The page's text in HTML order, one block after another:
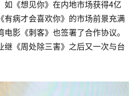
如《想见你》在内地市场获得4亿
有病才会喜欢你》的市场前景充满
影《刺客》也签署了合作协议。
继《周处除三害》之后又一次与台